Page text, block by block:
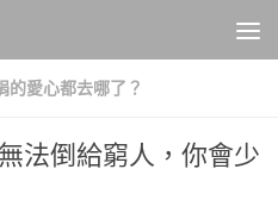
的愛心都去哪了？
法倒給窮人，你會少